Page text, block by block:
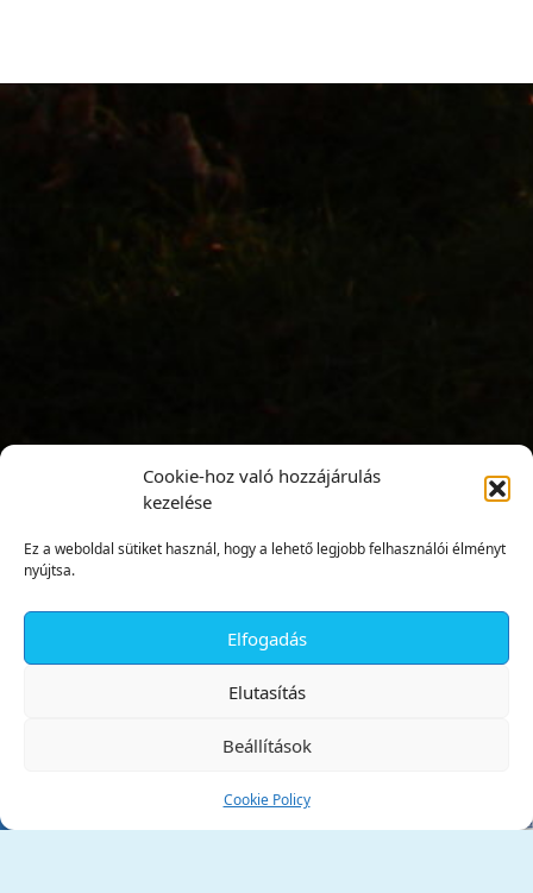
Cookie-hoz való hozzájárulás
kezelése
Ez a weboldal sütiket használ, hogy a lehető legjobb felhasználói élményt
nyújtsa.
Elfogadás
Elutasítás
Beállítások
Cookie Policy
Tata Város Önkormányzata
✕